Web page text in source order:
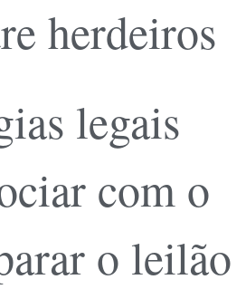
herdeiros
legais
com o
o leilão